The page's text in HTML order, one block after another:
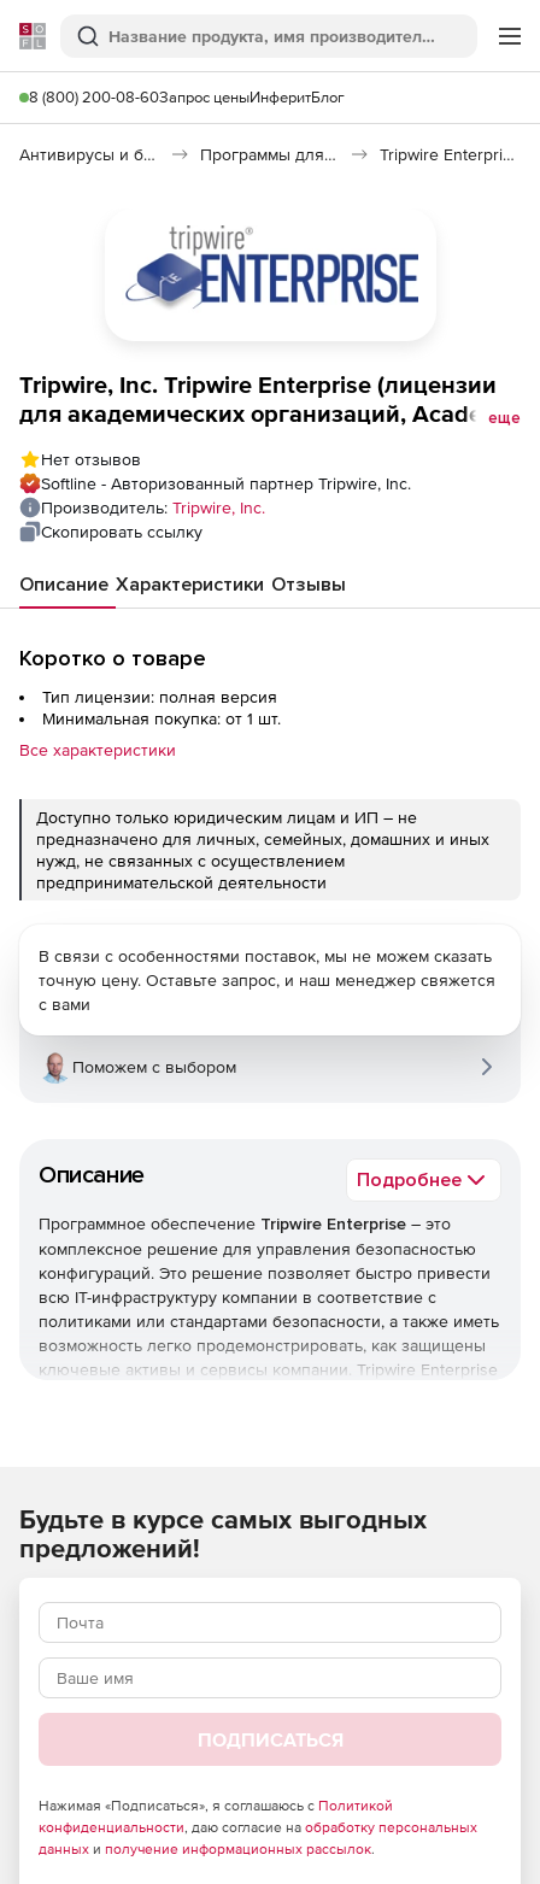
Softline
Поиск
8 (800) 200-08-60Запрос ценыИнферитБлог
Антивирусы и безопасность Программы для защиты информации Tripwire Enterprise
Tripwire, Inc. Tripwire Enterprise (лицензии
для академических организаций, Academic
Monitoring-Tier 6 (40,000-59,999 Enrolled
Students)
еще
Нет отзывов
Softline - Авторизованный партнер Tripwire, Inc.
Производитель: Tripwire, Inc.
Скопировать ссылку
Описание Характеристики Отзывы
Коротко о товаре
Тип лицензии: полная версия
Минимальная покупка: от 1 шт.
Все характеристики
Доступно только юридическим лицам и ИП – не
предназначено для личных, семейных, домашних и иных
нужд, не связанных с осуществлением
предпринимательской деятельности
Описание Подробнее
Программное обеспечение Tripwire Enterprise – это
комплексное решение для управления безопасностью
конфигураций. Это решение позволяет быстро привести
всю IT-инфраструктуру компании в соответствие с
политиками или стандартами безопасности, а также иметь
возможность легко продемонстрировать, как защищены
ключевые активы и сервисы компании. Tripwire Enterprise
Tripwire Enterprise состоит из трех компонентов, каждый
из которых оптимизирован для выполнения конкретной
задачи, а вместе, благодаря тесной интеграции, они
энтерпрайз-уровня.
Policy Manager предназначен для управления
политиками, определяющими доверенное состояние
300 политик, определяющих доверенное состояние в
соответствии с международными отраслевыми
систем и сервисов в плане доступности и
производительности. Помимо этого можно создать
свои политики в соответствии с внутренними
В связи с особенностями поставок, мы не можем сказать
точную цену. Оставьте запрос, и наш менеджер свяжется
с вами
Поможем с выбором
Будьте в курсе самых выгодных
предложений!
ПОДПИСАТЬСЯ
Нажимая «Подписаться», я соглашаюсь с Политикой
конфиденциальности, даю согласие на обработку персональных
данных и получение информационных рассылок.